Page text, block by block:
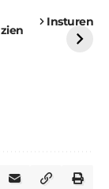
Insturen